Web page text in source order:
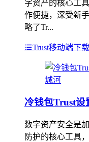
字资产的核心工
作便捷，深受新
略了Tr...
Trust移动端下载
冷钱包Trust设
数字资产安全是
防护的核心工具